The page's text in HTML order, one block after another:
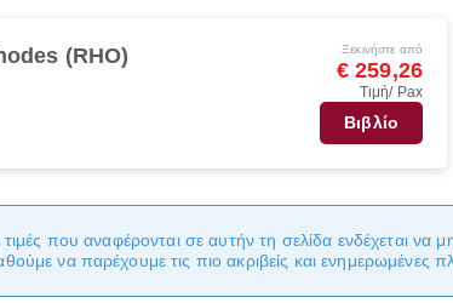
(RHO) Ξεκινήστε από
€ 259,26
Τιμή/ Pax
Βιβλίο
που αναφέρονται σε αυτήν τη σελίδα ενδέχεται να
να παρέχουμε τις πιο ακριβείς και ενημερωμένες